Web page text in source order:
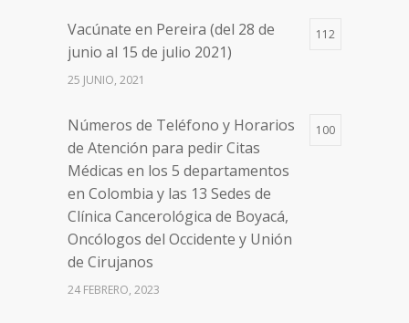
Clínica Cancerológica de Boyacá,
Oncólogos del Occidente y Unión
de Cirujanos
Vacúnate en Pereira (del 28 de
junio al 15 de julio 2021)
112
25 JUNIO, 2021
Números de Teléfono y Horarios
de Atención para pedir Citas
Médicas en los 5 departamentos
en Colombia y las 13 Sedes de
Clínica Cancerológica de Boyacá,
Oncólogos del Occidente y Unión
de Cirujanos
100
24 FEBRERO, 2023